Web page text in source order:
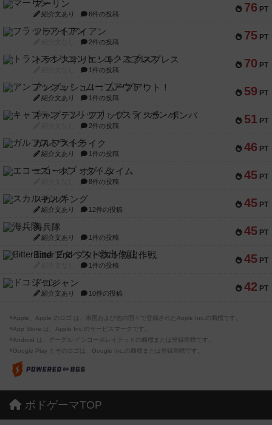
76 PT
マーリン
紹介文あり 6件の投稿
75 PT
フラットアイアン
2件の投稿
70 PT
トランスオリエント・エクスプレス
1件の投稿
59 PT
アンブッシュ！：ムーブアウト！
紹介文あり 1件の投稿
51 PT
キャプテン・フリップ：イスラ・ボンバ
2件の投稿
46 PT
ガルフストライク
紹介文あり 1件の投稿
45 PT
エコーズ・オブ・タイム
8件の投稿
45 PT
スカルキング
紹介文あり 12件の投稿
45 PT
海兵隊
紹介文あり 1件の投稿
45 PT
Bitter End ブタペスト救出作戦
1件の投稿
42 PT
ドコジャン
紹介文あり 10件の投稿
※Apple、Apple のロゴ は、米国および他の国々で登録されたApple Inc.の商標です。
※App Store は、Apple Inc.のサービスマークです。
※Android は、グーグル インコーポレイテッドの商標または登録商標です。
※Google Play とそのロゴは、Google Inc.の商標または登録商標です。
ボドゲーマTOP